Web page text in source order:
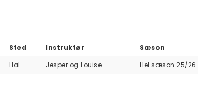
Sted Instruktør Sæson
Hal Jesper og Louise Hel sæson 25/26